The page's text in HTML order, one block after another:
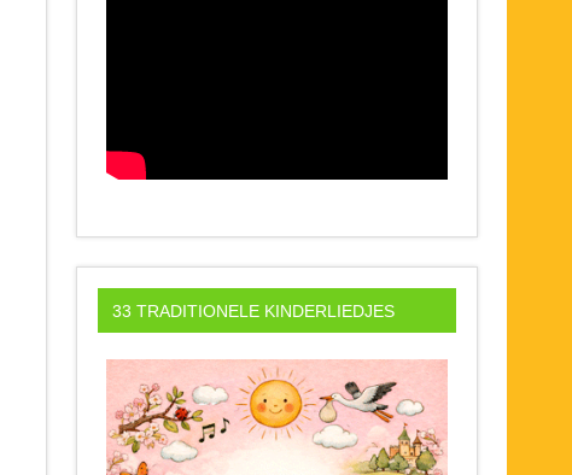
33 TRADITIONELE KINDERLIEDJES